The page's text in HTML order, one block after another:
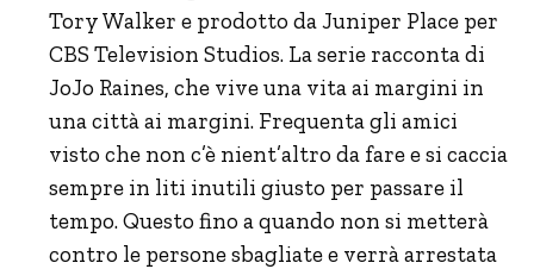
Tory Walker e prodotto da Juniper Place per
CBS Television Studios. La serie racconta di
JoJo Raines, che vive una vita ai margini in
una città ai margini. Frequenta gli amici
visto che non c’è nient’altro da fare e si caccia
sempre in liti inutili giusto per passare il
tempo. Questo fino a quando non si metterà
contro le persone sbagliate e verrà arrestata